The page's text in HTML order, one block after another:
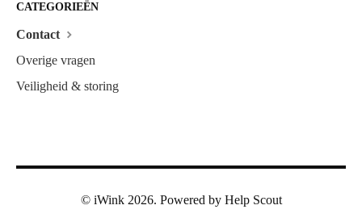
CATEGORIEËN
Contact
Overige vragen
Veiligheid & storing
© iWink2026. Powered by Help Scout